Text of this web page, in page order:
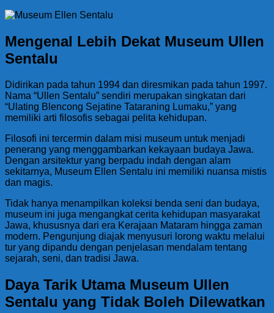
Mengenal Lebih Dekat Museum Ullen
Sentalu
Didirikan pada tahun 1994 dan diresmikan pada tahun 1997.
Nama “Ullen Sentalu” sendiri merupakan singkatan dari
“Ulating Blencong Sejatine Tataraning Lumaku,” yang
memiliki arti filosofis sebagai pelita kehidupan.
Filosofi ini tercermin dalam misi museum untuk menjadi
penerang yang menggambarkan kekayaan budaya Jawa.
Dengan arsitektur yang berpadu indah dengan alam
sekitarnya, Museum Ellen Sentalu ini memiliki nuansa mistis
dan magis.
Tidak hanya menampilkan koleksi benda seni dan budaya,
museum ini juga mengangkat cerita kehidupan masyarakat
Jawa, khususnya dari era Kerajaan Mataram hingga zaman
modern. Pengunjung diajak menyusuri lorong waktu melalui
tur yang dipandu dengan penjelasan mendalam tentang
sejarah, seni, dan tradisi Jawa.
Daya Tarik Utama Museum Ullen
Sentalu yang Tidak Boleh Dilewatkan